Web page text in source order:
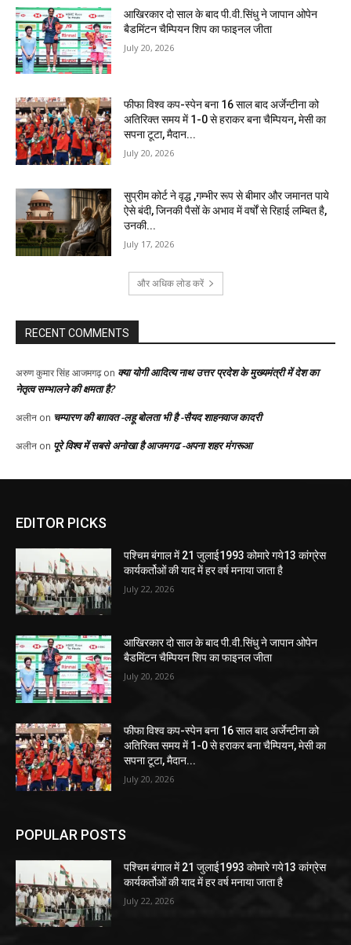
EDITOR PICKS
पश्चिम बंगाल में 21 जुलाई1993 कोमारे गये13 कांग्रेस
कार्यकर्तोओं की याद में हर वर्ष मनाया जाता है
July 22, 2026
आखिरकार दो साल के बाद पी.वी.सिंधु ने जापान ओपेन
बैडमिंटन चैम्पियन शिप का फाइनल जीता
July 20, 2026
फीफा विश्व कप-स्पेन बना 16 साल बाद अर्जेन्टीना को
अतिरिक्त समय में 1-0 से हराकर बना चैम्पियन, मेसी का
सपना टूटा, मैदान...
July 20, 2026
POPULAR POSTS
पश्चिम बंगाल में 21 जुलाई1993 कोमारे गये13 कांग्रेस
कार्यकर्तोओं की याद में हर वर्ष मनाया जाता है
July 22, 2026